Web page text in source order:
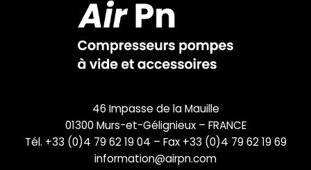
46 Impasse de la Mauille
01300 Murs-et-Gélignieux – FRANCE
Tél. +33 (0)4 79 62 19 04 – Fax +33 (0)4 79 62 19 69
information@airpn.com